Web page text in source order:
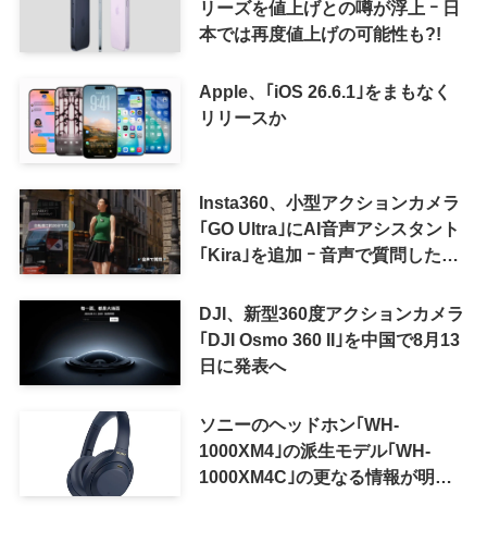
リーズを値上げとの噂が浮上 ｰ 日
本では再度値上げの可能性も?!
Apple、｢iOS 26.6.1｣をまもなく
リリースか
Insta360、小型アクションカメラ
｢GO Ultra｣にAI音声アシスタント
｢Kira｣を追加 ｰ 音声で質問した
可能に
DJI、新型360度アクションカメラ
｢DJI Osmo 360 II｣を中国で8月13
日に発表へ
ソニーのヘッドホン｢WH-
1000XM4｣の派生モデル｢WH-
1000XM4C｣の更なる情報が明ら